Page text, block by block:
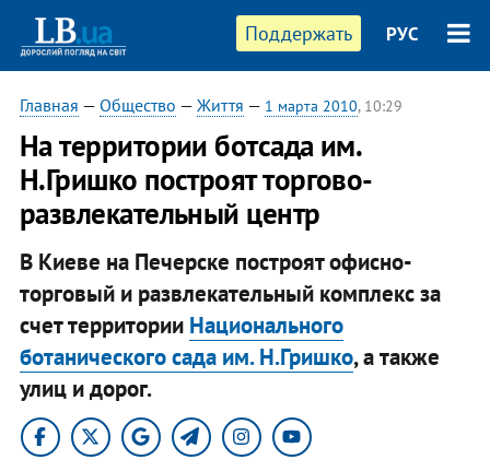
Поддержать РУС
Главная — Общество — Життя — 1 марта 2010, 10:29
На территории ботсада им.
Н.Гришко построят торгово-
развлекательный центр
В Киеве на Печерске построят офисно-
торговый и развлекательный комплекс за
счет территории Национального
ботанического сада им. Н.Гришко, а также
улиц и дорог.